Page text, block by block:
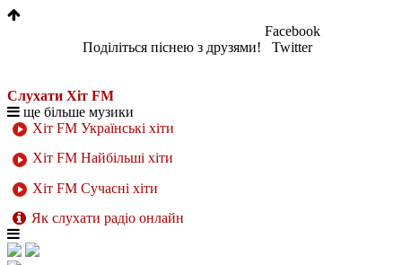
Поділіться піснею з друзями!
Facebook
Twitter
Слухати Хіт FM
ще більше музики
Хіт FM Українські хіти
Хіт FM Найбільші хіти
Хіт FM Сучасні хіти
Як слухати радіо онлайн